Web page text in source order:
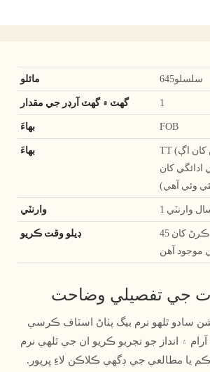
سلسلو645
گھٽ ۾ گھٽ آرڊر جي مقدار 1
FOB
TT (پوري ادائيگي پهچائڻ کان اڳ
ادائگي کان
سال وارنٽي
45 ڏينهن جمع حاصل ڪرڻ کان
موجود آهن
جي تفصيلي وضاحت
سادو ٿلهو نرم بيگ پٺاڻ اسٽاف ڪرسي
آرام ۽ انداز جو تجربو ڪريو ان جي ٿلهي نرم
يا مطالعي جي ڊگھي ڪلاڪن لاءِ ڀرپور.